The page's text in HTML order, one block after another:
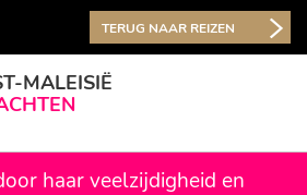
TERUG NAAR REIZEN
MALEISIË
haar veelzijdigheid en